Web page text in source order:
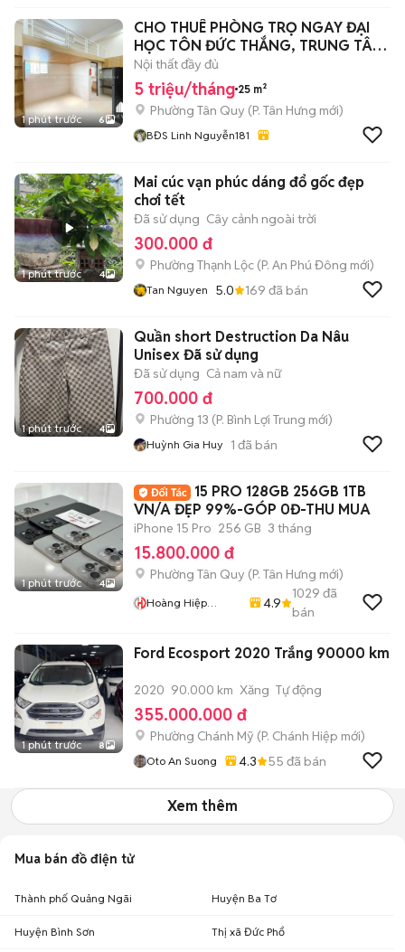
1 phút trước 6
CHO THUÊ PHÒNG TRỌ NGAY ĐẠI
HỌC TÔN ĐỨC THẮNG, TRUNG TÂM
QUẬN 7
Nội thất đầy đủ
5 triệu/tháng 25 m²
Phường Tân Quy (P. Tân Hưng mới)
BĐS Linh Nguyễn181
1 phút trước 4
Mai cúc vạn phúc dáng đổ gốc đẹp
chơi tết
Đã sử dụng Cây cảnh ngoài trời
300.000 đ
Phường Thạnh Lộc (P. An Phú Đông mới)
Tan Nguyen 5.0 169 đã bán
1 phút trước 4
Quần short Destruction Da Nâu
Unisex Đã sử dụng
Đã sử dụng Cả nam và nữ
700.000 đ
Phường 13 (P. Bình Lợi Trung mới)
Huỳnh Gia Huy 1 đã bán
1 phút trước 4
15 PRO 128GB 256GB 1TB
VN/A ĐẸP 99%-GÓP 0Đ-THU MUA
iPhone 15 Pro 256 GB 3 tháng
15.800.000 đ
Phường Tân Quy (P. Tân Hưng mới)
Hoàng Hiệp
4.9
1029 đã
bán
1 phút trước 8
Ford Ecosport 2020 Trắng 90000 km
2020 90.000 km Xăng Tự động
355.000.000 đ
Phường Chánh Mỹ (P. Chánh Hiệp mới)
Oto An Suong 4.3 55 đã bán
Xem thêm
Mua bán đồ điện tử
Thành phố Quảng Ngãi Huyện Ba Tơ
Huyện Bình Sơn Thị xã Đức Phổ